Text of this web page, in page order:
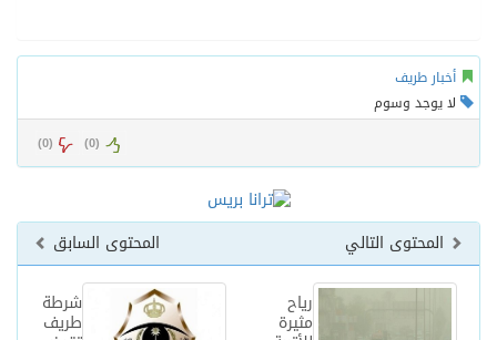
أخبار طريف
لا يوجد وسوم
(
0
) (
0
)
المحتوى السابق
المحتوى التالي
شرطة
طريف
رياح
مثيرة